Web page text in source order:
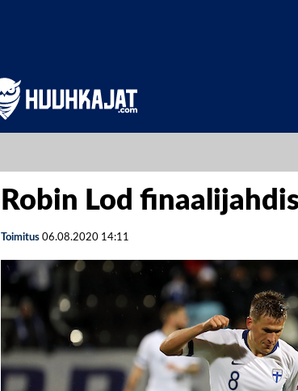
Robin Lod
Toimitus 06.08.2020 14:11